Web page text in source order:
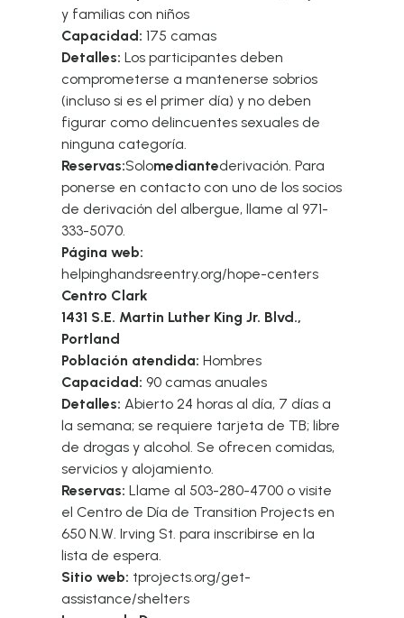
y familias con niños
Capacidad: 175 camas
Detalles: Los participantes deben
comprometerse a mantenerse sobrios
(incluso si es el primer día) y no deben
figurar como delincuentes sexuales de
ninguna categoría.
Reservas:Solomediantederivación. Para
ponerse en contacto con uno de los socios
de derivación del albergue, llame al 971-
333-5070.
Página web:
helpinghandsreentry.org/hope-centers
Centro Clark
1431 S.E. Martin Luther King Jr. Blvd.,
Portland
Población atendida: Hombres
Capacidad: 90 camas anuales
Detalles: Abierto 24 horas al día, 7 días a
la semana; se requiere tarjeta de TB; libre
de drogas y alcohol. Se ofrecen comidas,
servicios y alojamiento.
Reservas: Llame al 503-280-4700 o visite
el Centro de Día de Transition Projects en
650 N.W. Irving St. para inscribirse en la
lista de espera.
Sitio web: tprojects.org/get-
assistance/shelters